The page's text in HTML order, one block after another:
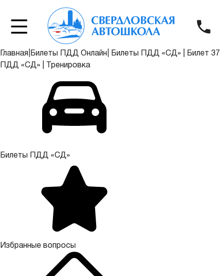
Главная Билеты ПДД Онлайн Билеты ПДД «СД»
Билет 37
ПДД «СД»
Тренировка
Билеты ПДД «СД»
Избранные вопросы